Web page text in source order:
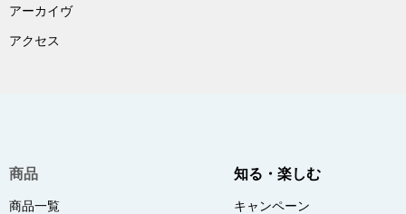
アーカイヴ
アクセス
商品
商品一覧
知る・楽しむ
キャンペーン